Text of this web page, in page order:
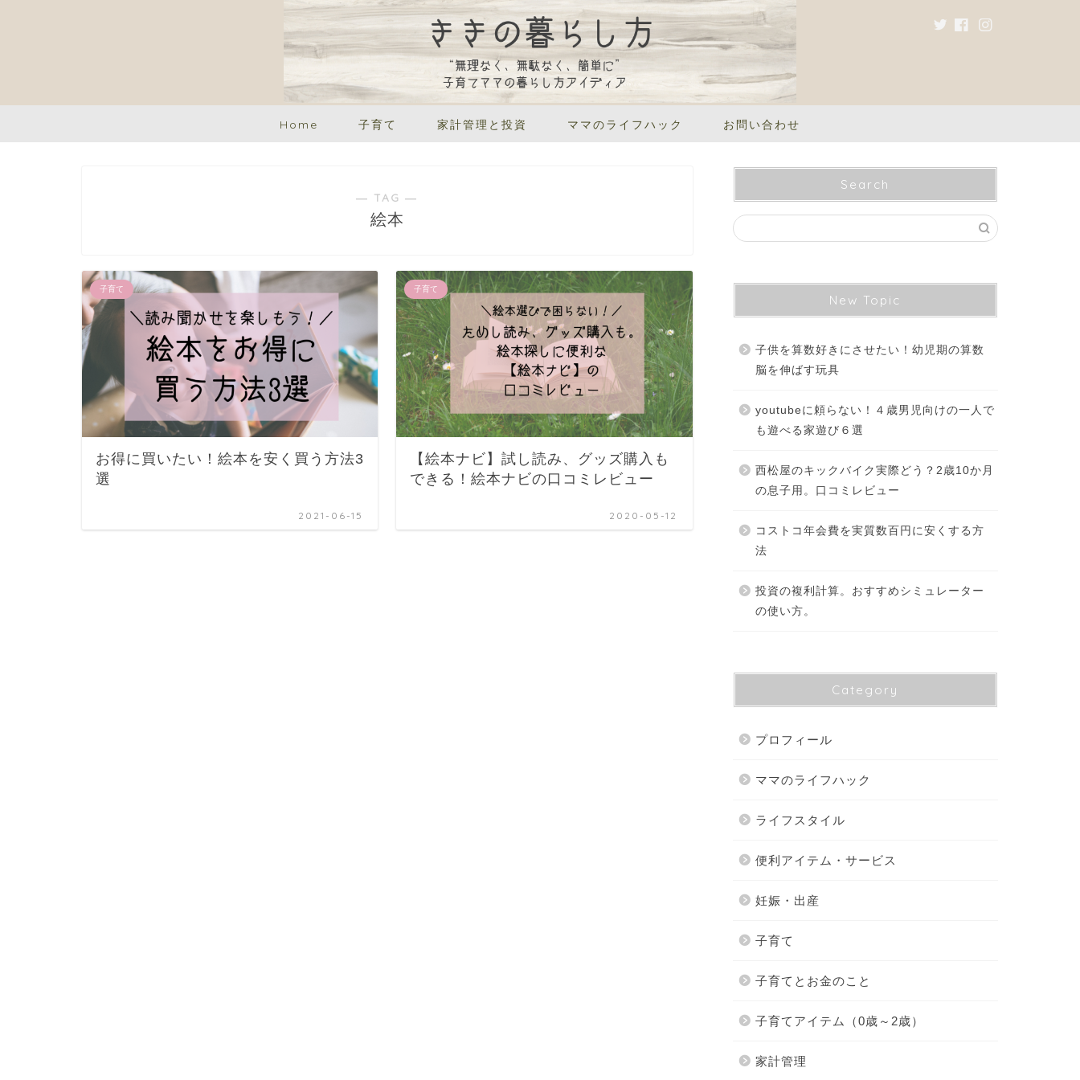
Home 子育て 家計管理と投資 ママのライフハック お問い合わせ
― TAG ―
絵本
子育て
お得に買いたい！絵本を安く買う方法3
選
2021-06-15
子育て
【絵本ナビ】試し読み、グッズ購入も
できる！絵本ナビの口コミレビュー
2020-05-12
Search
New Topic
子供を算数好きにさせたい！幼児期の算数
脳を伸ばす玩具
youtubeに頼らない！４歳男児向けの一人で
も遊べる家遊び６選
西松屋のキックバイク実際どう？2歳10か月
の息子用。口コミレビュー
コストコ年会費を実質数百円に安くする方
法
投資の複利計算。おすすめシミュレーター
の使い方。
Category
プロフィール
ママのライフハック
ライフスタイル
便利アイテム・サービス
妊娠・出産
子育て
子育てとお金のこと
子育てアイテム（0歳～2歳）
家計管理